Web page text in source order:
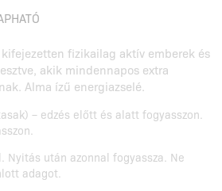
kifejezetten fizikailag aktív emberek és
akik mindennapos extra
Alma ízű energiazselé.
– edzés előtt és alatt fogyasszon.
Nyitás után azonnal fogyassza. Ne
adagot.